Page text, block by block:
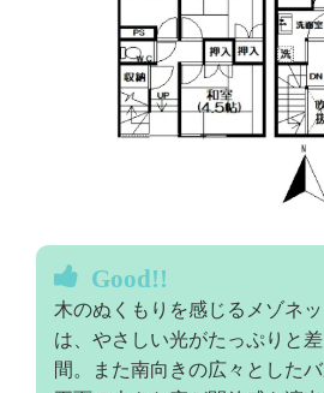
Good!!
木のぬくもりを感じるメゾネ
は、やさしい光がたっぷりと
間。また南向きの広々とした